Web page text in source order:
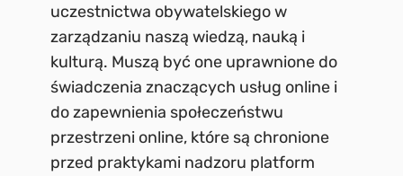
uczestnictwa obywatelskiego w
zarządzaniu naszą wiedzą, nauką i
kulturą. Muszą być one uprawnione do
świadczenia znaczących usług online i
do zapewnienia społeczeństwu
przestrzeni online, które są chronione
przed praktykami nadzoru platform